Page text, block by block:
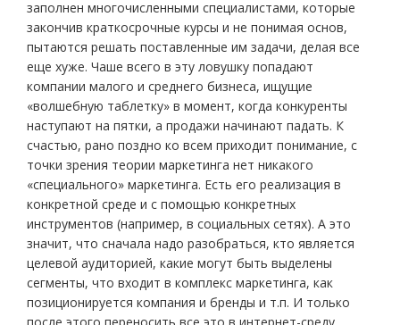
заполнен многочисленными специалистами, которые
закончив краткосрочные курсы и не понимая основ,
пытаются решать поставленные им задачи, делая все
еще хуже. Чаше всего в эту ловушку попадают
компании малого и среднего бизнеса, ищущие
«волшебную таблетку» в момент, когда конкуренты
наступают на пятки, а продажи начинают падать. К
счастью, рано поздно ко всем приходит понимание, с
точки зрения теории маркетинга нет никакого
«специального» маркетинга. Есть его реализация в
конкретной среде и с помощью конкретных
инструментов (например, в социальных сетях). А это
значит, что сначала надо разобраться, кто является
целевой аудиторией, какие могут быть выделены
сегменты, что входит в комплекс маркетинга, как
позиционируется компания и бренды и т.п. И только